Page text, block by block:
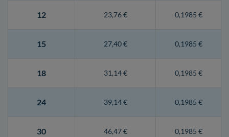
12 23,76 € 0,1985 €
15 27,40 € 0,1985 €
18 31,14 € 0,1985 €
24 39,14 € 0,1985 €
30 46,47 € 0,1985 €